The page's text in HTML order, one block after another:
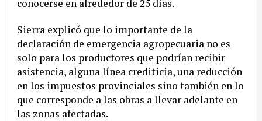
conocerse en alrededor de 25 días.
Sierra explicó que lo importante de la
declaración de emergencia agropecuaria no es
solo para los productores que podrían recibir
asistencia, alguna línea crediticia, una reducción
en los impuestos provinciales sino también en lo
que corresponde a las obras a llevar adelante en
las zonas afectadas.